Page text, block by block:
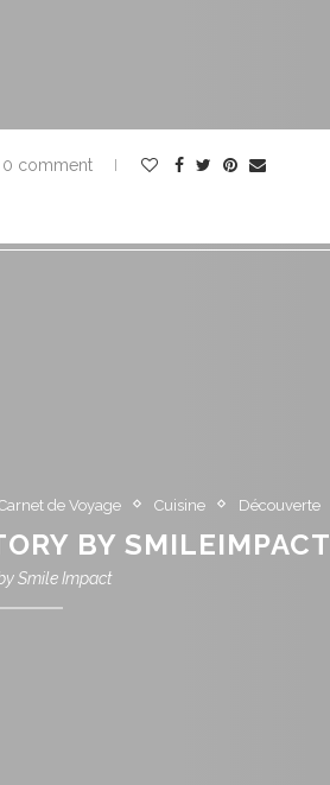
0 comment
de Voyage Cuisine Découverte
BY SMILEIMPACT
Smile Impact